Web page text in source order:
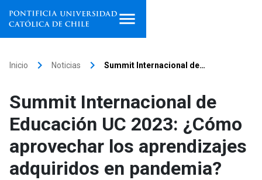
Facultades, escuelas e
institutos
Investigación
Inicio keyboard_arrow_right Noticias keyboard_arrow_right Summit Internacional de…
Summit Internacional de
Educación UC 2023: ¿Cómo
aprovechar los aprendizajes
adquiridos en pandemia?